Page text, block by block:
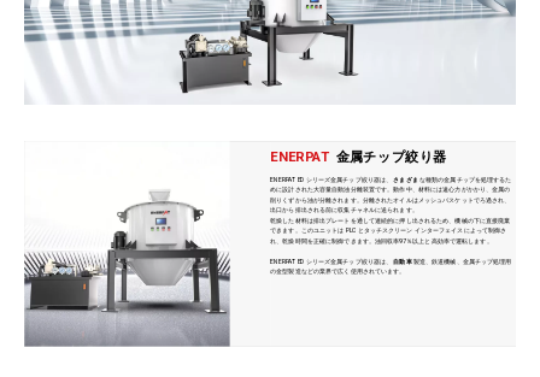
ENERPAT金属チップ絞り器
ENERPAT ED シリーズ金属チップ絞り器は、 さまざま な種類の金属チップを処理するた
めに設計された大容量自動油分離装置です。動作中、材料には遠心力がかかり、金属の
削りくずから油が分離されます。分離されたオイルはメッシュバスケットでろ過され、
出口から排出される前に収集チャネルに送られます。
乾燥した材料は排出プレートを通して連続的に押し出されるため、機械の下に直接廃棄
できます。このユニットは PLC とタッチスクリーン インターフェイスによって制御さ
れ、乾燥時間を正確に制御できます。油回収率97％以上と高効率で運転します。
ENERPAT ED シリーズ金属チップ絞り器は、自動車製造、鉄道機械、金属チップ処理用
の金型製造などの業界で広く使用されています。